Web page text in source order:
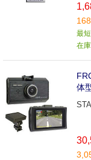
168
最
在
体